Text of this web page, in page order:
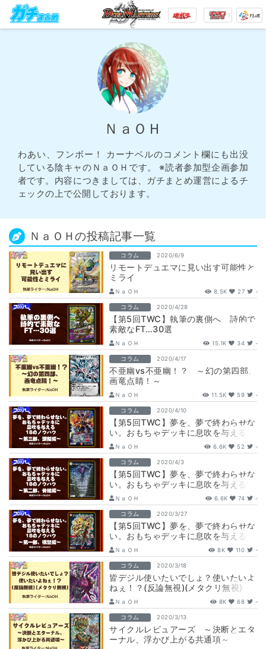
ＮａＯＨ
わあい、フンボー！ カーナベルのコメント欄にも出没
している陰キャのＮａＯＨです。 ※読者参加型企画参加
者です。内容につきましては、ガチまとめ運営によるチ
ェックの上で公開しております。
ＮａＯＨの投稿記事一覧
コラム 2020/6/9
リモートデュエマに見い出す可能性と
ミライ
ＮａＯＨ 8.5K 27 -
コラム 2020/4/28
【第5回TWC】執筆の裏側へ 詩的で
素敵なFT…30選
ＮａＯＨ 15.1K 34 -
コラム 2020/4/17
不亜幽vs不亜幽！？ ～幻の第四部、
画竜点睛！～
ＮａＯＨ 11.5K 59 -
コラム 2020/4/10
【第5回TWC】夢を、夢で終わらせな
い。おもちゃデッキに息吹を与える18
のノウハウ ～第三部、調整編～
ＮａＯＨ 6.6K 52 -
コラム 2020/4/3
【第5回TWC】夢を、夢で終わらせな
い。おもちゃデッキに息吹を与える18
のノウハウ ～第二部、骨組編～
ＮａＯＨ 6.6K 74 -
コラム 2020/3/27
【第5回TWC】夢を、夢で終わらせな
い。おもちゃデッキに息吹を与える18
のノウハウ ～第一部、構想編～
ＮａＯＨ 8K 110 -
コラム 2020/3/18
皆デジル使いたいでしょ？使いたいよ
ねぇ！？(反論無視)(メタクリ無視)
ＮａＯＨ 8K 68 -
コラム 2020/3/13
サイクルレビュアーズ ～決断とエタ
ーナル、浮かび上がる共通項～